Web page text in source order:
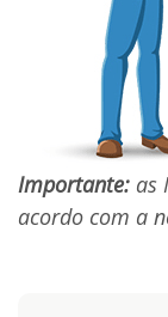
Importante: as
acordo com a